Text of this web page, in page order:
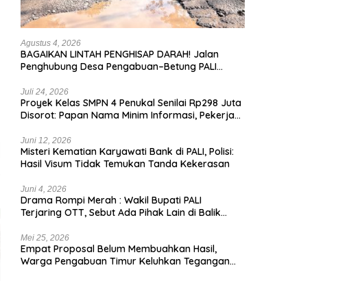
Agustus 4, 2026
BAGAIKAN LINTAH PENGHISAP DARAH! Jalan
Penghubung Desa Pengabuan–Betung PALI
Biang Kerok
Juli 24, 2026
Proyek Kelas SMPN 4 Penukal Senilai Rp298 Juta
Disorot: Papan Nama Minim Informasi, Pekerja
Juni 12, 2026
Misteri Kematian Karyawati Bank di PALI, Polisi:
Hasil Visum Tidak Temukan Tanda Kekerasan
Juni 4, 2026
Drama Rompi Merah : Wakil Bupati PALI
Terjaring OTT, Sebut Ada Pihak Lain di Balik
Mei 25, 2026
Empat Proposal Belum Membuahkan Hasil,
Warga Pengabuan Timur Keluhkan Tegangan